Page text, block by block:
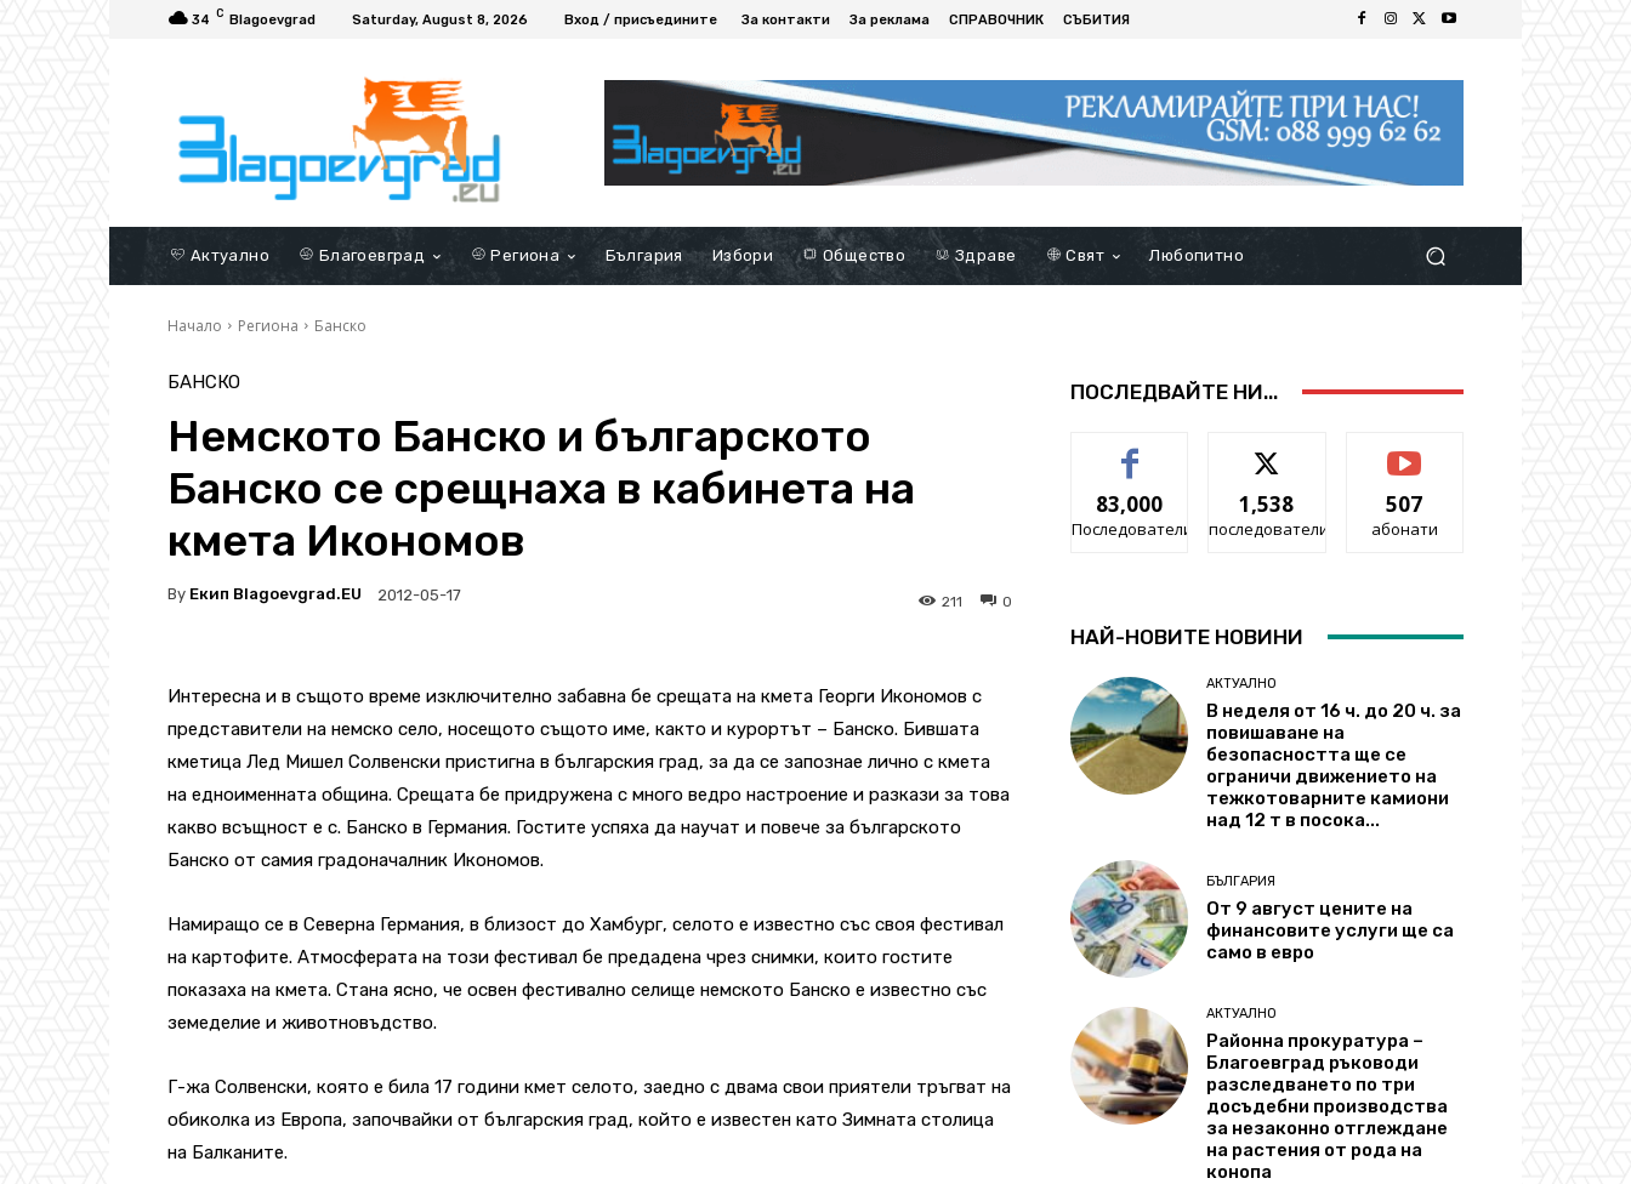
34 C Blagoevgrad Saturday, August 8, 2026 Вход / присъедините За контакти За реклама СПРАВОЧНИК СЪБИТИЯ
Актуално Благоевград Региона България Избори Общество Здраве Свят Любопитно
Начало Региона Банско
БАНСКО
Немското Банско и българското
Банско се срещнаха в кабинета на
кмета Икономов
By Екип Blagoevgrad.EU 2012-05-17 0
211
Интересна и в същото време изключително забавна бе срещата на кмета Георги Икономов с
представители на немско село, носещото същото име, както и курортът – Банско. Бившата
кметица Лед Мишел Солвенски пристигна в българския град, за да се запознае лично с кмета
на едноименната община. Срещата бе придружена с много ведро настроение и разкази за това
какво всъщност е с. Банско в Германия. Гостите успяха да научат и повече за българското
Банско от самия градоначалник Икономов.
Намиращо се в Северна Германия, в близост до Хамбург, селото е известно със своя фестивал
на картофите. Атмосферата на този фестивал бе предадена чрез снимки, които гостите
показаха на кмета. Стана ясно, че освен фестивално селище немското Банско е известно със
земеделие и животновъдство.
Г-жа Солвенски, която е била 17 години кмет селото, заедно с двама свои приятели тръгват на
обиколка из Европа, започвайки от българския град, който е известен като Зимната столица
на Балканите.
ПОСЛЕДВАЙТЕ НИ...
83,000
Последователи
1,538
последователи
507
абонати
НАЙ-НОВИТЕ НОВИНИ
АКТУАЛНО
В неделя от 16 ч. до 20 ч. за
повишаване на
безопасността ще се
ограничи движението на
тежкотоварните камиони
над 12 т в посока...
БЪЛГАРИЯ
От 9 август цените на
финансовите услуги ще са
само в евро
АКТУАЛНО
Районна прокуратура –
Благоевград ръководи
разследването по три
досъдебни производства
за незаконно отглеждане
на растения от рода на
конопа